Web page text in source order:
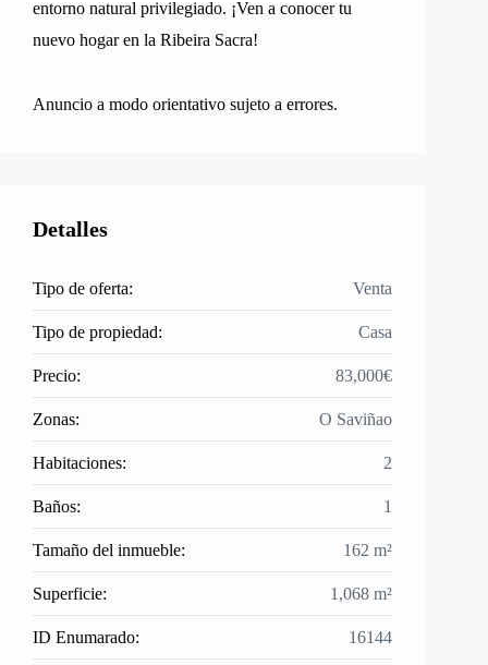
entorno natural privilegiado. ¡Ven a conocer tu
nuevo hogar en la Ribeira Sacra!
Anuncio a modo orientativo sujeto a errores.
Detalles
Tipo de oferta: Venta
Tipo de propiedad: Casa
Precio: 83,000€
Zonas: O Saviñao
Habitaciones: 2
Baños: 1
Tamaño del inmueble: 162 m²
Superficie: 1,068 m²
ID Enumarado: 16144